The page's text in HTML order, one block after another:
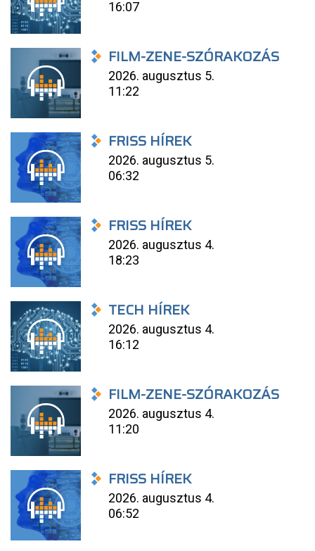
16:07
FILM-ZENE-SZÓRAKOZÁS
2026. augusztus 5.
11:22
FRISS HÍREK
2026. augusztus 5.
06:32
FRISS HÍREK
2026. augusztus 4.
18:23
TECH HÍREK
2026. augusztus 4.
16:12
FILM-ZENE-SZÓRAKOZÁS
2026. augusztus 4.
11:20
FRISS HÍREK
2026. augusztus 4.
06:52